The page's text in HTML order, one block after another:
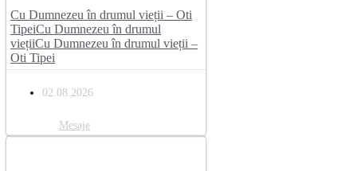
Cu Dumnezeu în drumul vieții – Oti
TipeiCu Dumnezeu în drumul
viețiiCu Dumnezeu în drumul vieții –
Oti Tipei
02.08.2026
Mesaje